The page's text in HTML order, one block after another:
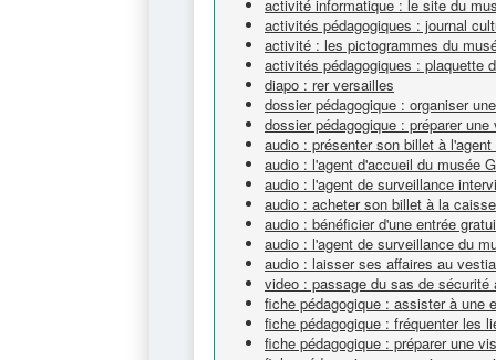
activité informatique : le site du
activités pédagogiques : journal
activité : les pictogrammes du
activités pédagogiques : plaquette
diapo : rer versailles
dossier pédagogique : organiser
dossier pédagogique : préparer
audio : présenter son billet à
audio : l'agent d'accueil du musée
audio : l'agent de surveillance
audio : acheter son billet à la
audio : bénéficier d'une entrée
audio : l'agent de surveillance du
audio : laisser ses affaires au
video : passage du sas de sécurité
fiche pédagogique : assister à une
fiche pédagogique : fréquenter les
fiche pédagogique : préparer une